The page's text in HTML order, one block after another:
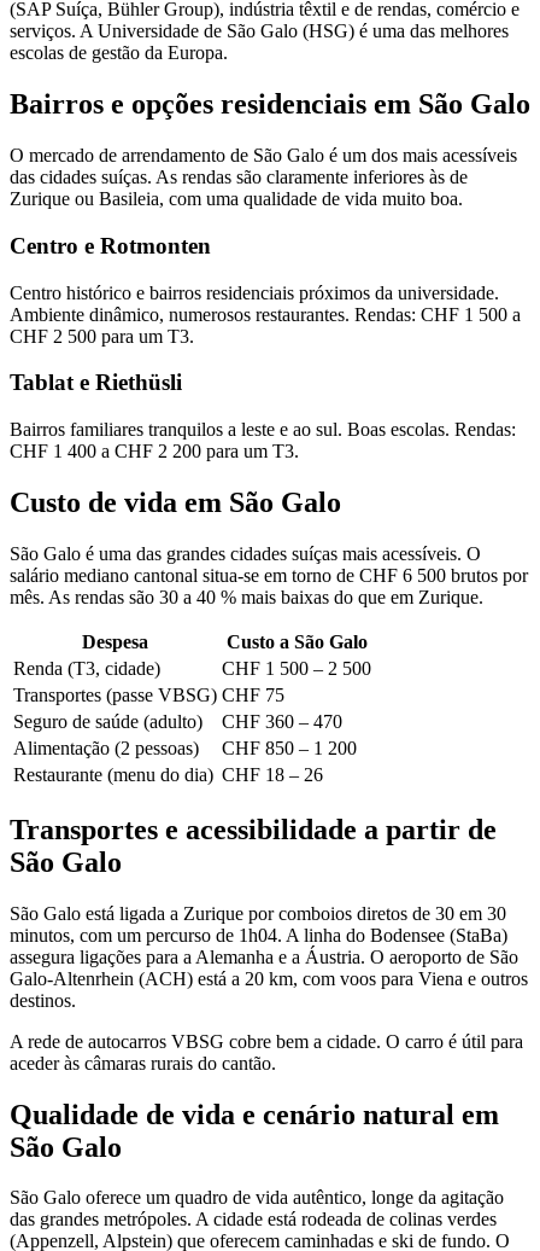
(SAP Suíça, Bühler Group), indústria têxtil e de rendas, comércio e
serviços. A Universidade de São Galo (HSG) é uma das melhores
escolas de gestão da Europa.
Bairros e opções residenciais em São Galo
O mercado de arrendamento de São Galo é um dos mais acessíveis
das cidades suíças. As rendas são claramente inferiores às de
Zurique ou Basileia, com uma qualidade de vida muito boa.
Centro e Rotmonten
Centro histórico e bairros residenciais próximos da universidade.
Ambiente dinâmico, numerosos restaurantes. Rendas: CHF 1 500 a
CHF 2 500 para um T3.
Tablat e Riethüsli
Bairros familiares tranquilos a leste e ao sul. Boas escolas. Rendas:
CHF 1 400 a CHF 2 200 para um T3.
Custo de vida em São Galo
São Galo é uma das grandes cidades suíças mais acessíveis. O
salário mediano cantonal situa-se em torno de CHF 6 500 brutos por
mês. As rendas são 30 a 40 % mais baixas do que em Zurique.
Despesa
Custo a São Galo
Renda (T3, cidade)
CHF 1 500 – 2 500
Transportes (passe VBSG) CHF 75
Seguro de saúde (adulto)
CHF 360 – 470
Alimentação (2 pessoas)
CHF 850 – 1 200
Restaurante (menu do dia) CHF 18 – 26
Transportes e acessibilidade a partir de
São Galo
São Galo está ligada a Zurique por comboios diretos de 30 em 30
minutos, com um percurso de 1h04. A linha do Bodensee (StaBa)
assegura ligações para a Alemanha e a Áustria. O aeroporto de São
Galo-Altenrhein (ACH) está a 20 km, com voos para Viena e outros
destinos.
A rede de autocarros VBSG cobre bem a cidade. O carro é útil para
aceder às câmaras rurais do cantão.
Qualidade de vida e cenário natural em
São Galo
São Galo oferece um quadro de vida autêntico, longe da agitação
das grandes metrópoles. A cidade está rodeada de colinas verdes
(Appenzell, Alpstein) que oferecem caminhadas e ski de fundo. O